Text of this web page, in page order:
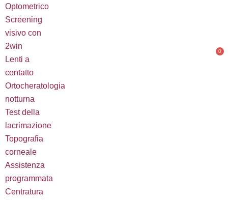
Optometrico
Screening
visivo con
2win
Lenti a
contatto
Ortocheratologia
notturna
Test della
lacrimazione
Topografia
corneale
Assistenza
programmata
Centratura
0